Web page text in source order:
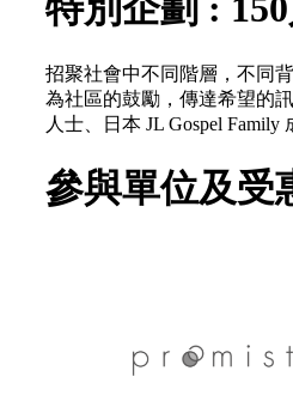
招聚社會中不同階層，不同
為社區的鼓勵，傳達希望的
人士、日本 JL Gospel Family
參與單位及受